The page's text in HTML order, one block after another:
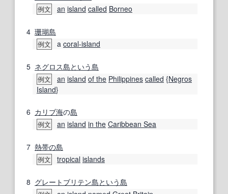
例文 an island called Borneo
4 珊瑚島
例文 a coral-island
5 ネグロス島という島
例文 an island of the Philippines called {Negros
Island}
6 カリブ海の島
例文 an island in the Caribbean Sea
7 熱帯の島
例文 tropical islands
8 グレートブリテン島という島